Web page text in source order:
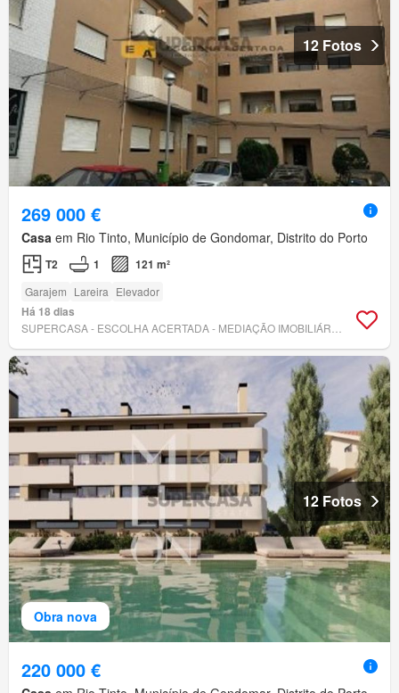
12 Fotos
269 000 €
Casa em Rio Tinto, Município de Gondomar, Distrito do Porto
T2 1 121 m²
Garajem Lareira Elevador
Há 18 dias
Obra nova
12 Fotos
220 000 €